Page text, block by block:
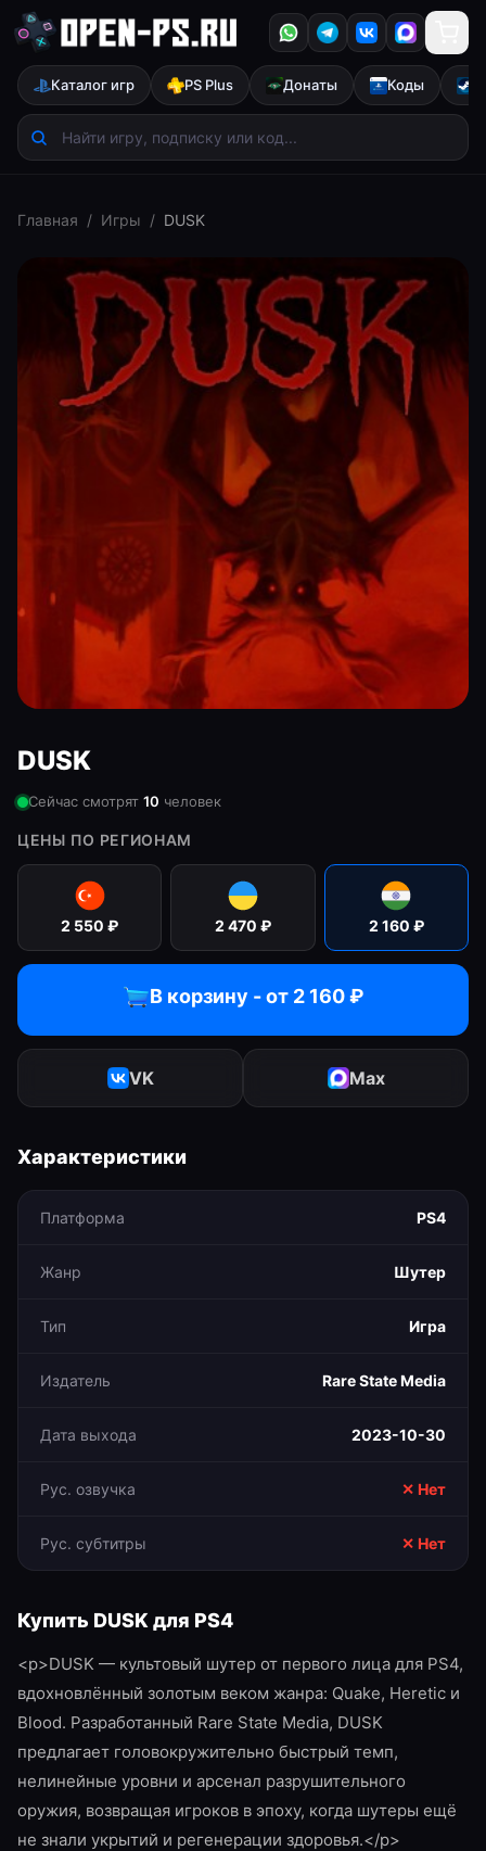
Каталог игр PS Plus Донаты Коды
Главная / Игры / DUSK
DUSK
Сейчас смотрят 10 человек
ЦЕНЫ ПО РЕГИОНАМ
2 550 ₽ 2 470 ₽ 2 160 ₽
В корзину - от 2 160₽
VK Max
Характеристики
Платформа PS4
Жанр Шутер
Тип Игра
Издатель Rare State Media
Дата выхода 2023-10-30
Рус. озвучка ✕ Нет
Рус. субтитры ✕ Нет
Купить DUSK для PS4
<p>DUSK — культовый шутер от первого лица для PS4,
вдохновлённый золотым веком жанра: Quake, Heretic и
Blood. Разработанный Rare State Media, DUSK
предлагает головокружительно быстрый темп,
нелинейные уровни и арсенал разрушительного
оружия, возвращая игроков в эпоху, когда шутеры ещё
не знали укрытий и регенерации здоровья.</p>